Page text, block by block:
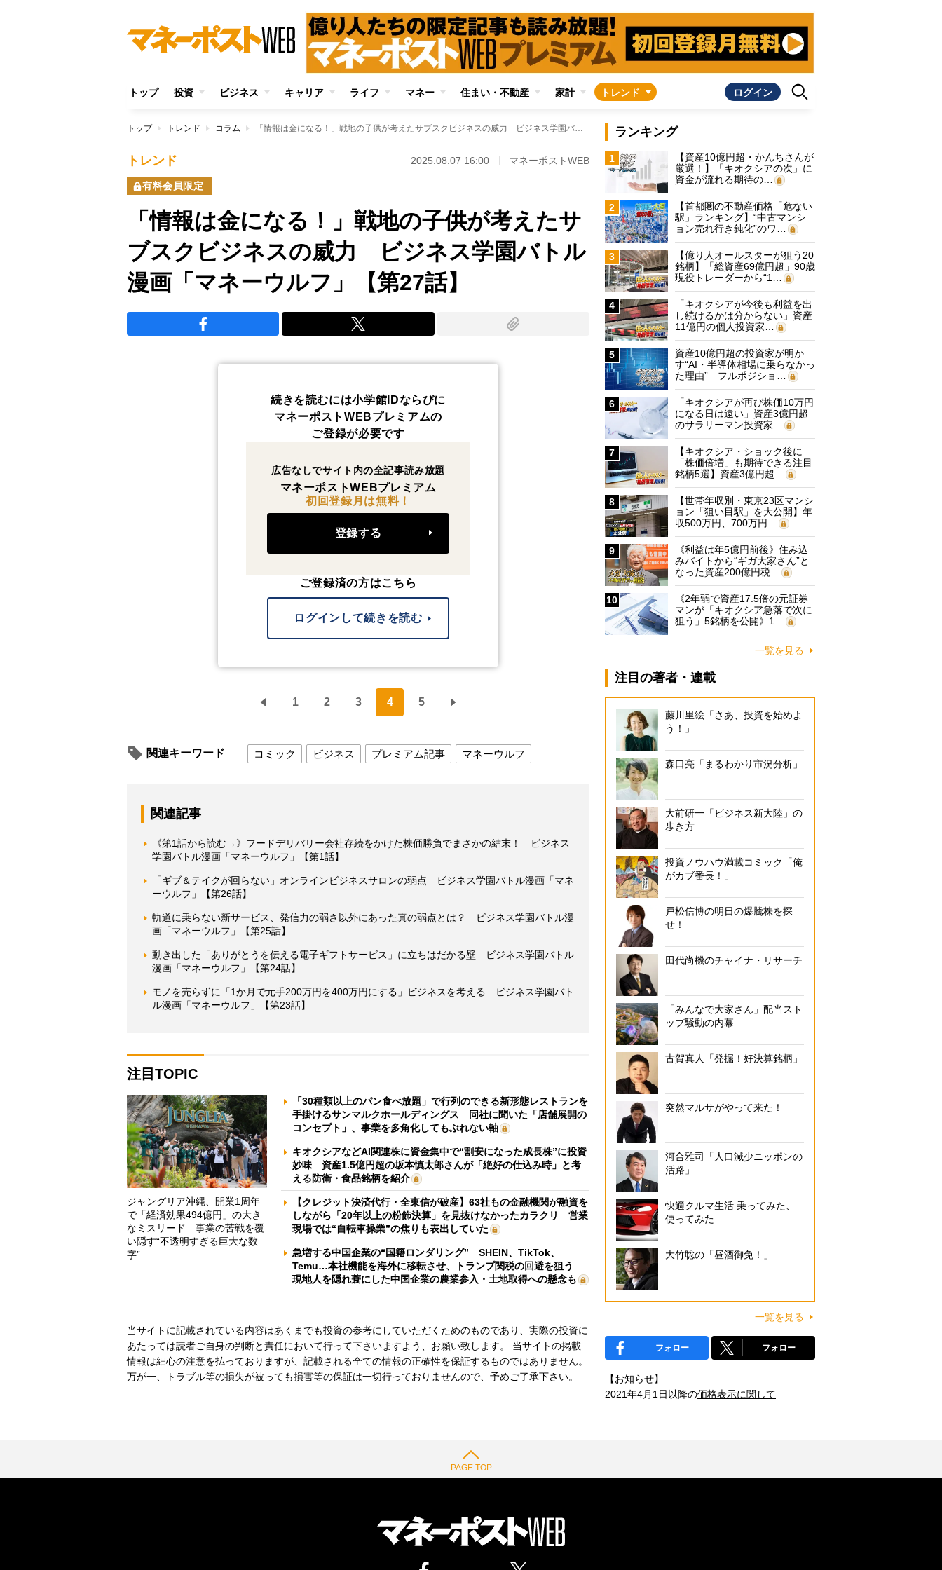
トップ 投資 ビジネス キャリア ライフ マネー 住まい・不動産 家計 トレンド ログイン
トップ トレンド コラム 「情報は金になる！」戦地の子供が考えたサブスクビジネスの威力 ビジネス学園バトル漫画「マネーウルフ」【第27話】
トレンド 2025.08.07 16:00 マネーポストWEB
有料会員限定
「情報は金になる！」戦地の子供が考えたサ
ブスクビジネスの威力 ビジネス学園バトル
漫画「マネーウルフ」【第27話】
続きを読むには小学館IDならびに
マネーポストWEBプレミアムの
ご登録が必要です
広告なしでサイト内の全記事読み放題
マネーポストWEBプレミアム
初回登録月は無料！
登録する
ご登録済の方はこちら
ログインして続きを読む
1 2 3 4 5
関連キーワード コミック ビジネス プレミアム記事 マネーウルフ
関連記事
《第1話から読む→》フードデリバリー会社存続をかけた株価勝負でまさかの結末！ ビジネス
学園バトル漫画「マネーウルフ」【第1話】
「ギブ＆テイクが回らない」オンラインビジネスサロンの弱点 ビジネス学園バトル漫画「マネ
ーウルフ」【第26話】
軌道に乗らない新サービス、発信力の弱さ以外にあった真の弱点とは？ ビジネス学園バトル漫
画「マネーウルフ」【第25話】
動き出した「ありがとうを伝える電子ギフトサービス」に立ちはだかる壁 ビジネス学園バトル
漫画「マネーウルフ」【第24話】
モノを売らずに「1か月で元手200万円を400万円にする」ビジネスを考える ビジネス学園バト
ル漫画「マネーウルフ」【第23話】
注目TOPIC
ジャングリア沖縄、開業1周年
で「経済効果494億円」の大き
なミスリード 事業の苦戦を覆
い隠す“不透明すぎる巨大な数
字”
「30種類以上のパン食べ放題」で行列のできる新形態レストランを
手掛けるサンマルクホールディングス 同社に聞いた「店舗展開の
コンセプト」、事業を多角化してもぶれない軸
キオクシアなどAI関連株に資金集中で“割安になった成長株”に投資
妙味 資産1.5億円超の坂本慎太郎さんが「絶好の仕込み時」と考
える防衛・食品銘柄を紹介
【クレジット決済代行・全東信が破産】63社もの金融機関が融資を
しながら「20年以上の粉飾決算」を見抜けなかったカラクリ 営業
現場では“自転車操業”の焦りも表出していた
急増する中国企業の“国籍ロンダリング” SHEIN、TikTok、
Temu…本社機能を海外に移転させ、トランプ関税の回避を狙う
現地人を隠れ蓑にした中国企業の農業参入・土地取得への懸念も
当サイトに記載されている内容はあくまでも投資の参考にしていただくためのものであり、実際の投資に
あたっては読者ご自身の判断と責任において行って下さいますよう、お願い致します。 当サイトの掲載
情報は細心の注意を払っておりますが、記載される全ての情報の正確性を保証するものではありません。
万が一、トラブル等の損失が被っても損害等の保証は一切行っておりませんので、予めご了承下さい。
ランキング
1
【資産10億円超・かんちさんが
厳選！】「キオクシアの次」に
資金が流れる期待の…
2
【首都圏の不動産価格「危ない
駅」ランキング】“中古マンシ
ョン売れ行き鈍化”のワ…
3
【億り人オールスターが狙う20
銘柄】「総資産69億円超」90歳
現役トレーダーから“1…
4
「キオクシアが今後も利益を出
し続けるかは分からない」資産
11億円の個人投資家…
5
資産10億円超の投資家が明か
す“AI・半導体相場に乗らなかっ
た理由” フルポジショ…
6
「キオクシアが再び株価10万円
になる日は遠い」資産3億円超
のサラリーマン投資家…
7
【キオクシア・ショック後に
「株価倍増」も期待できる注目
銘柄5選】資産3億円超…
8
【世帯年収別・東京23区マンシ
ョン「狙い目駅」を大公開】年
収500万円、700万円…
9
《利益は年5億円前後》住み込
みバイトから“ギガ大家さん”と
なった資産200億円税…
10
《2年弱で資産17.5倍の元証券
マンが「キオクシア急落で次に
狙う」5銘柄を公開》1…
一覧を見る
注目の著者・連載
藤川里絵「さあ、投資を始めよ
う！」
森口亮「まるわかり市況分析」
大前研一「ビジネス新大陸」の
歩き方
投資ノウハウ満載コミック「俺
がカブ番長！」
戸松信博の明日の爆騰株を探
せ！
田代尚機のチャイナ・リサーチ
「みんなで大家さん」配当スト
ップ騒動の内幕
古賀真人「発掘！好決算銘柄」
突然マルサがやって来た！
河合雅司「人口減少ニッポンの
活路」
快適クルマ生活 乗ってみた、
使ってみた
大竹聡の「昼酒御免！」
一覧を見る
フォロー フォロー
【お知らせ】
2021年4月1日以降の価格表示に関して
PAGE TOP